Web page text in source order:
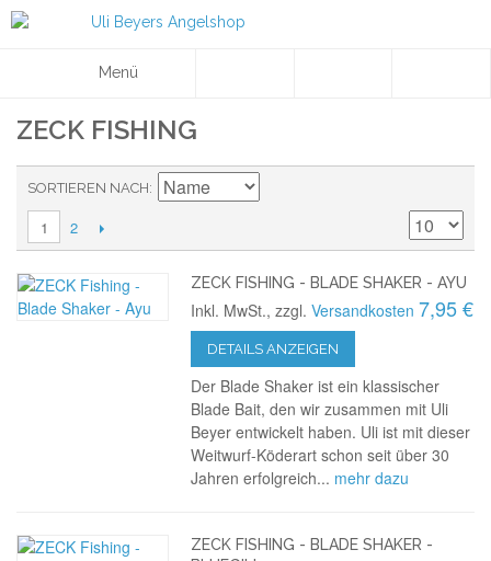
Menü
ZECK FISHING
SORTIEREN NACH
1 2
ZECK FISHING - BLADE SHAKER - AYU
Inkl. MwSt., zzgl.Versandkosten 7,95 €
DETAILS ANZEIGEN
Der Blade Shaker ist ein klassischer
Blade Bait, den wir zusammen mit Uli
Beyer entwickelt haben. Uli ist mit dieser
Weitwurf-Köderart schon seit über 30
Jahren erfolgreich... mehr dazu
ZECK FISHING - BLADE SHAKER -